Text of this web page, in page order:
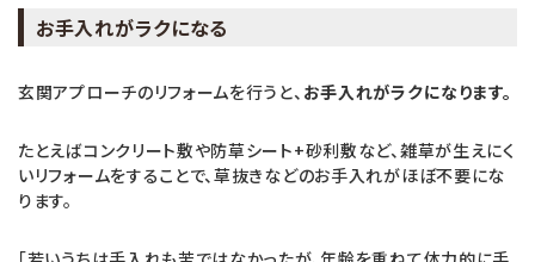
お手入れがラクになる
玄関アプローチのリフォームを行うと、 お手入れがラクになります。
たとえばコンクリート敷や防草シート+砂利敷など、雑草が生えにく
いリフォームをすることで、草抜きなどのお手入れがほぼ不要にな
ります。